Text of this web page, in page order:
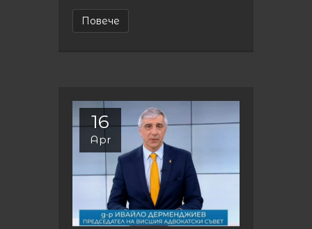
Повече
16
Apr